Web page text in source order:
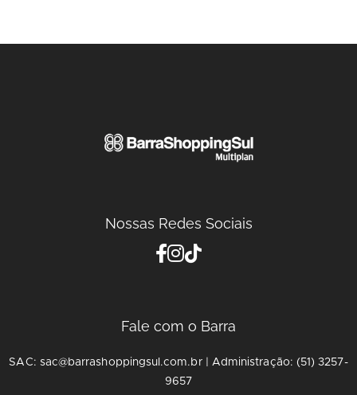
Nossas Redes Sociais
Fale com o Barra
SAC: sac@barrashoppingsul.com.br | Administração: (51) 3257-
9657